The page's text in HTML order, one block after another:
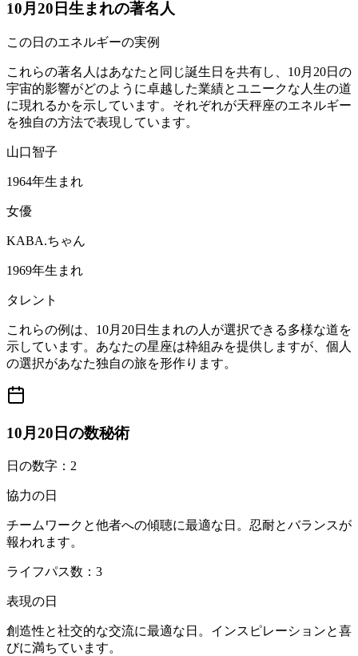
10月20日生まれの著名人
この日のエネルギーの実例
これらの著名人はあなたと同じ誕生日を共有し、10月20日の
宇宙的影響がどのように卓越した業績とユニークな人生の道
に現れるかを示しています。それぞれが天秤座のエネルギー
を独自の方法で表現しています。
山口智子
1964年生まれ
女優
KABA.ちゃん
1969年生まれ
タレント
これらの例は、10月20日生まれの人が選択できる多様な道を
示しています。あなたの星座は枠組みを提供しますが、個人
の選択があなた独自の旅を形作ります。
10月20日の数秘術
日の数字：2
協力の日
チームワークと他者への傾聴に最適な日。忍耐とバランスが
報われます。
ライフパス数：3
表現の日
創造性と社交的な交流に最適な日。インスピレーションと喜
びに満ちています。